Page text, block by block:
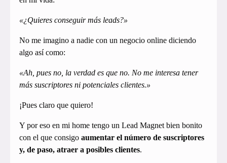
«¿Quieres conseguir más leads?»
No me imagino a nadie con un negocio online diciendo
algo así como:
«Ah, pues no, la verdad es que no. No me interesa tener
más suscriptores ni potenciales clientes.»
¡Pues claro que quiero!
Y por eso en mi home tengo un Lead Magnet bien bonito
con el que consigo aumentar el número de suscriptores
y, de paso, atraer a posibles clientes.